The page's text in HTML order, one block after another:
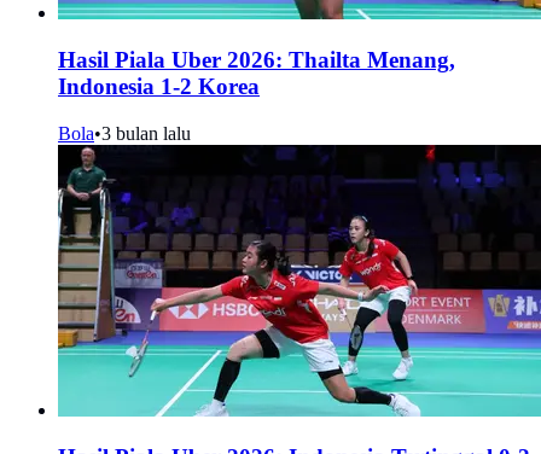
Hasil Piala Uber 2026: Thailta Menang,
Indonesia 1-2 Korea
Bola•3 bulan lalu